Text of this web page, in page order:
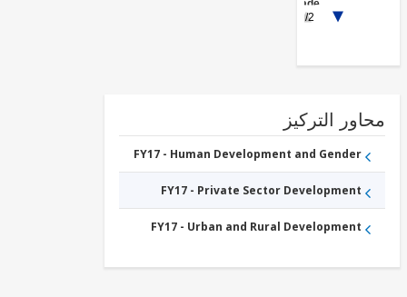
FY17 -
التركيز
FY17 - Human Development and Gender
FY17 - Private Sector Development
FY17 - Urban and Rural Development